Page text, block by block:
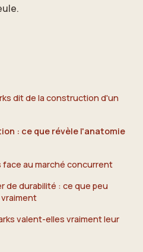
dit de la construction d'un
: ce que révèle l'anatomie
face au marché concurrent
de durabilité : ce que peu
valent-elles vraiment leur